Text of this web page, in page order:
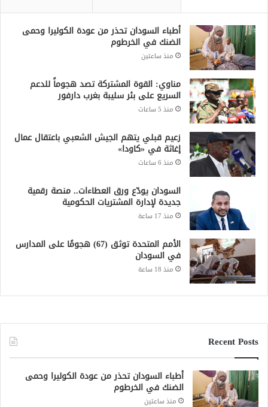
أطباء السودان تحذر من عودة الكوليرا وحمى
الضنك في الخرطوم
منذ ساعتين
مناوي: القوة المشتركة تصد هجوماً للدعم
السريع على بئر سليبة بغرب دارفور
منذ 5 ساعات
زعيم قبلي يتهم الجيش الشعبي باعتقال عمال
إغاثة في «كاودا»
منذ 6 ساعات
السودان يودّع ورق العطاءات.. منصة رقمية
جديدة لإدارة المشتريات الحكومية
منذ 17 ساعة
الأمم المتحدة توثق (67) هجومًا على المدارس
في السودان
منذ 18 ساعة
Recent Posts
أطباء السودان تحذر من عودة الكوليرا وحمى
الضنك في الخرطوم
منذ ساعتين